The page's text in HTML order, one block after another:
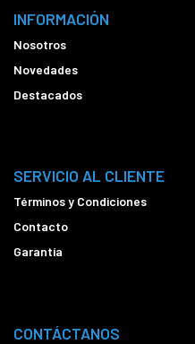
INFORMACIÓN
Nosotros
Novedades
Destacados
SERVICIO AL CLIENTE
Términos y Condiciones
Contacto
Garantía
CONTÁCTANOS